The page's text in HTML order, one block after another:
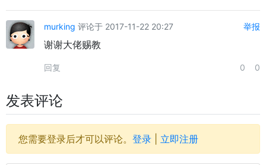
murking 评论于 2017-11-22 20:27 举报
谢谢大佬赐教
回复 0 0
发表评论
您需要登录后才可以评论。 登录 立即注册